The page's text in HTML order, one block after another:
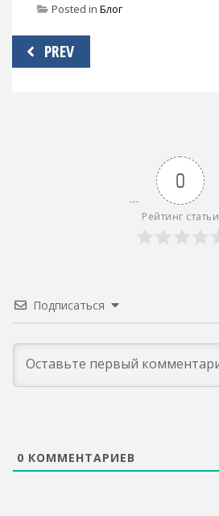
Posted in Блог
Навигация
по
PREV
0
Рейтинг статьи
Подписаться
0 КОММЕНТАРИЕВ